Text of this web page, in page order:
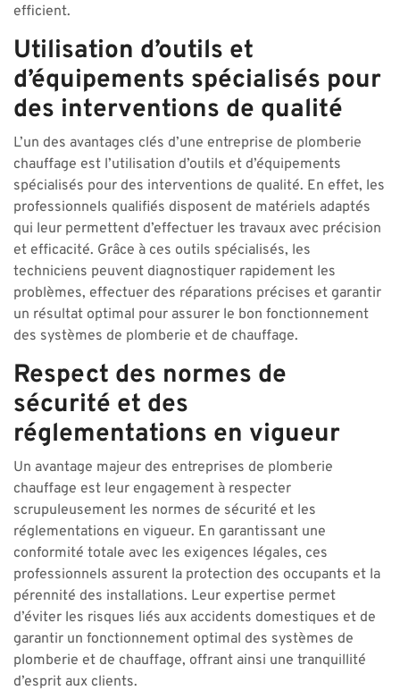
efficient.
Utilisation d’outils et
d’équipements spécialisés pour
des interventions de qualité
L’un des avantages clés d’une entreprise de plomberie
chauffage est l’utilisation d’outils et d’équipements
spécialisés pour des interventions de qualité. En effet, les
professionnels qualifiés disposent de matériels adaptés
qui leur permettent d’effectuer les travaux avec précision
et efficacité. Grâce à ces outils spécialisés, les
techniciens peuvent diagnostiquer rapidement les
problèmes, effectuer des réparations précises et garantir
un résultat optimal pour assurer le bon fonctionnement
des systèmes de plomberie et de chauffage.
Respect des normes de
sécurité et des
réglementations en vigueur
Un avantage majeur des entreprises de plomberie
chauffage est leur engagement à respecter
scrupuleusement les normes de sécurité et les
réglementations en vigueur. En garantissant une
conformité totale avec les exigences légales, ces
professionnels assurent la protection des occupants et la
pérennité des installations. Leur expertise permet
d’éviter les risques liés aux accidents domestiques et de
garantir un fonctionnement optimal des systèmes de
plomberie et de chauffage, offrant ainsi une tranquillité
d’esprit aux clients.